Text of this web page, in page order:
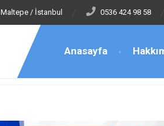
Maltepe / İstanbul 0536 424 98 58
Anasayfa